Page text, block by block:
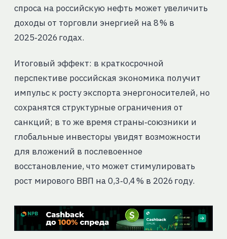
спроса на российскую нефть может увеличить
доходы от торговли энергией на 8 % в
2025‑2026 годах.
Итоговый эффект: в краткосрочной
перспективе российская экономика получит
импульс к росту экспорта энергоносителей, но
сохранятся структурные ограничения от
санкций; в то же время страны‑союзники и
глобальные инвесторы увидят возможности
для вложений в послевоенное
восстановление, что может стимулировать
рост мирового ВВП на 0,3‑0,4 % в 2026 году.